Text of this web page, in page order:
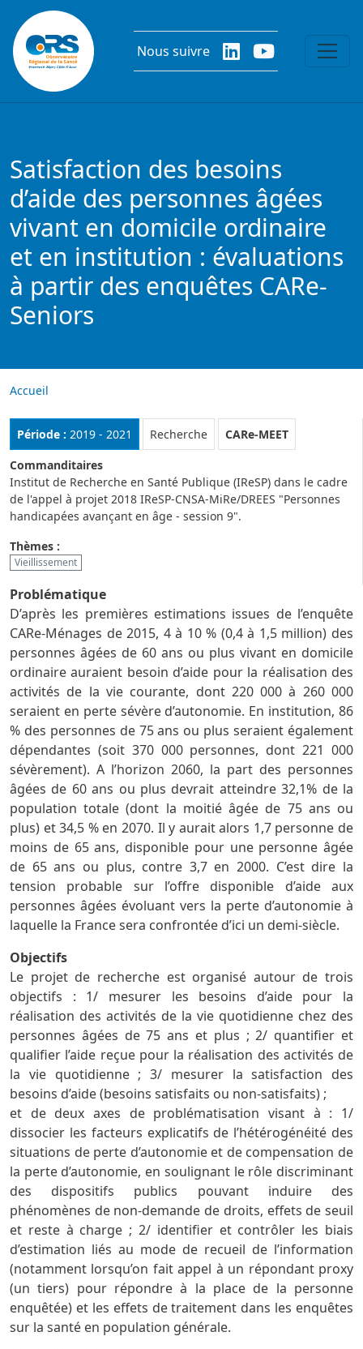
Aller au contenu principal
Nous suivre
Satisfaction des besoins
d’aide des personnes âgées
vivant en domicile ordinaire
et en institution : évaluations
à partir des enquêtes CARe-
Seniors
Accueil
Période : 2019 - 2021 Rubrique :
Recherche
CARe-MEET
Commanditaires
Institut de Recherche en Santé Publique (IReSP) dans le cadre
de l'appel à projet 2018 IReSP-CNSA-MiRe/DREES "Personnes
handicapées avançant en âge - session 9".
Thèmes :
Vieillissement
Problématique
D’après les premières estimations issues de l’enquête
CARe-Ménages de 2015, 4 à 10 % (0,4 à 1,5 million) des
personnes âgées de 60 ans ou plus vivant en domicile
ordinaire auraient besoin d’aide pour la réalisation des
activités de la vie courante, dont 220 000 à 260 000
seraient en perte sévère d’autonomie. En institution, 86
% des personnes de 75 ans ou plus seraient également
dépendantes (soit 370 000 personnes, dont 221 000
sévèrement). A l’horizon 2060, la part des personnes
âgées de 60 ans ou plus devrait atteindre 32,1% de la
population totale (dont la moitié âgée de 75 ans ou
plus) et 34,5 % en 2070. Il y aurait alors 1,7 personne de
moins de 65 ans, disponible pour une personne âgée
de 65 ans ou plus, contre 3,7 en 2000. C’est dire la
tension probable sur l’offre disponible d’aide aux
personnes âgées évoluant vers la perte d’autonomie à
laquelle la France sera confrontée d’ici un demi-siècle.
Objectifs
Le projet de recherche est organisé autour de trois
objectifs : 1/ mesurer les besoins d’aide pour la
réalisation des activités de la vie quotidienne chez des
personnes âgées de 75 ans et plus ; 2/ quantifier et
qualifier l’aide reçue pour la réalisation des activités de
la vie quotidienne ; 3/ mesurer la satisfaction des
besoins d’aide (besoins satisfaits ou non-satisfaits) ;
et de deux axes de problématisation visant à : 1/
dissocier les facteurs explicatifs de l’hétérogénéité des
situations de perte d’autonomie et de compensation de
la perte d’autonomie, en soulignant le rôle discriminant
des dispositifs publics pouvant induire des
phénomènes de non-demande de droits, effets de seuil
et reste à charge ; 2/ identifier et contrôler les biais
d’estimation liés au mode de recueil de l’information
(notamment lorsqu’on fait appel à un répondant proxy
(un tiers) pour répondre à la place de la personne
enquêtée) et les effets de traitement dans les enquêtes
sur la santé en population générale.